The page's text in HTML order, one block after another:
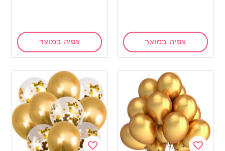
צפיה במוצר צפיה במוצר